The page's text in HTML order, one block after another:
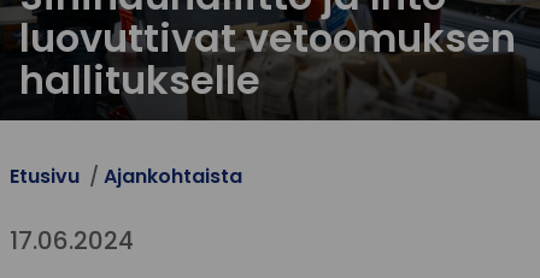
luovuttivat vetoomuksen
hallitukselle
Etusivu Ajankohtaista
17.06.2024